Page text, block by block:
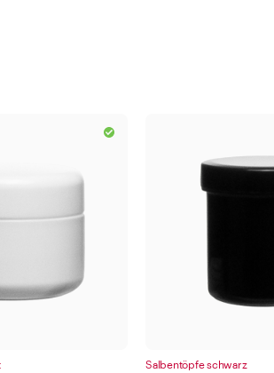
Salbentöpfe schwarz